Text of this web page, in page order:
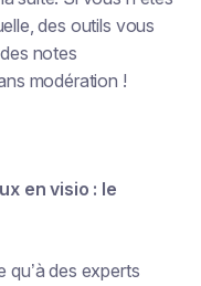
des outils vous
notes
modération !
en visio : le
qu’à des experts